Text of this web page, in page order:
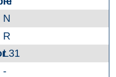
N
R
L31
-